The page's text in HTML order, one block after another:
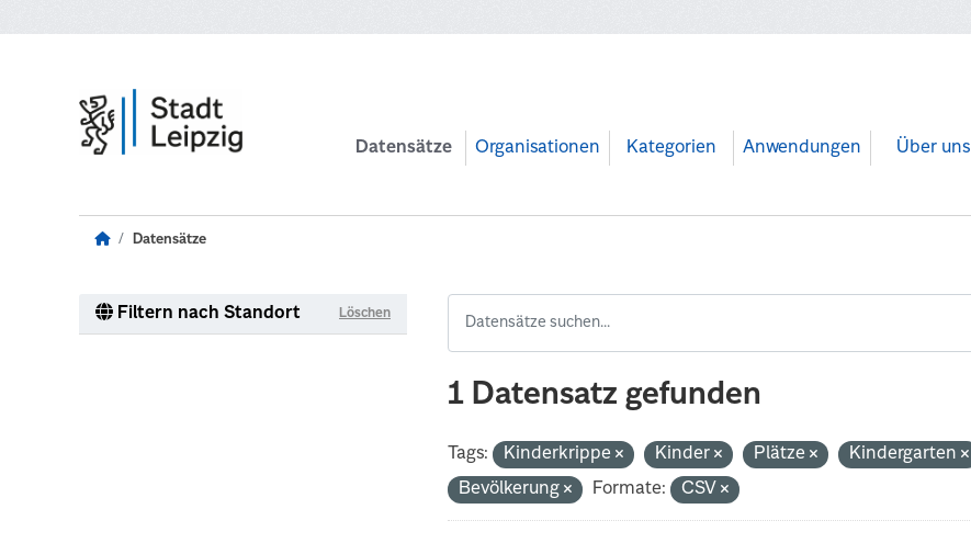
Datensätze Organisationen Kategorien Anwendungen Über uns
Datensätze
Filtern nach Standort Löschen
1 Datensatz gefunden
Tags: Kinderkrippe Kinder Plätze
Kindergarten
Bevölkerung
Formate: CSV